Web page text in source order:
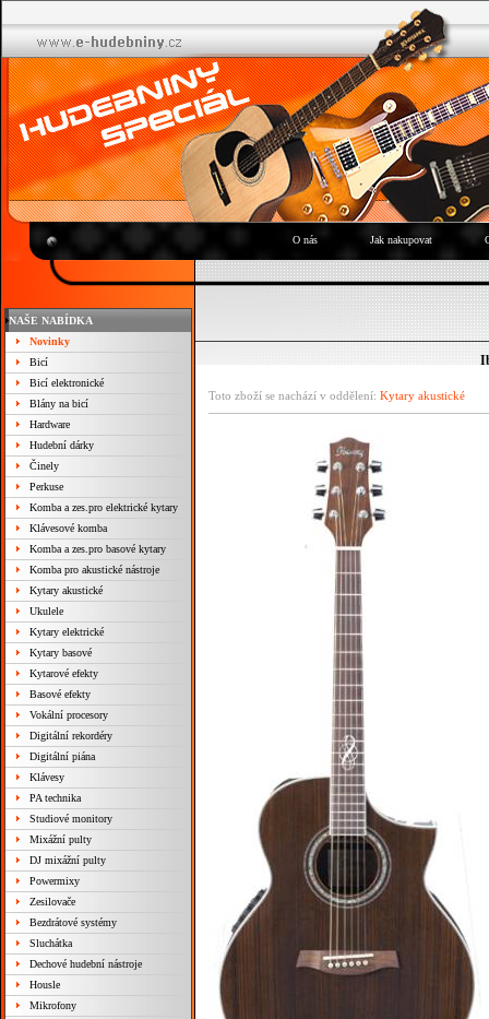
O nás Jak nakupovat
NAŠE NABÍDKA
Novinky
Bicí
Bicí elektronické
Blány na bicí
Hardware
Hudební dárky
Činely
Perkuse
Komba a zes.pro elektrické kytary
Klávesové komba
Komba a zes.pro basové kytary
Komba pro akustické nástroje
Kytary akustické
Ukulele
Kytary elektrické
Kytary basové
Kytarové efekty
Basové efekty
Vokální procesory
Digitální rekordéry
Digitální piána
Klávesy
PA technika
Studiové monitory
Mixážní pulty
DJ mixážní pulty
Powermixy
Zesilovače
Bezdrátové systémy
Sluchátka
Dechové hudební nástroje
Housle
Mikrofony
Toto zboží se nachází v oddělení: Kytary akustické